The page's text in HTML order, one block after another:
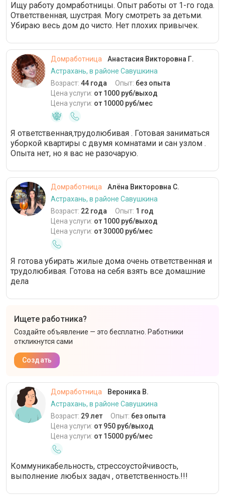
Ищу работу домработницы. Опыт работы от 1-го года.
Ответственная, шустрая. Могу смотреть за детьми.
Убираю весь дом до чисто. Нет плохих привычек.
Домработница
Анастасия Викторовна Г.
Астрахань, в районе Савушкина
Возраст: 44 года Опыт: без опыта
Цена услуги: от 1000 руб/выход
Цена услуги: от 10000 руб/мес
Я ответственная,трудолюбивая . Готовая заниматься
уборкой квартиры с двумя комнатами и сан узлом .
Опыта нет, но я вас не разочарую.
Домработница
Алёна Викторовна С.
Астрахань, в районе Савушкина
Возраст: 22 года Опыт: 1 год
Цена услуги: от 1000 руб/выход
Цена услуги: от 30000 руб/мес
Я готова убирать жилые дома очень ответственная и
трудолюбивая. Готова на себя взять все домашние
дела
Ищете работника?
Создайте объявление — это бесплатно. Работники
откликнутся сами
Создать
Домработница
Вероника В.
Астрахань, в районе Савушкина
Возраст: 29 лет Опыт: без опыта
Цена услуги: от 950 руб/выход
Цена услуги: от 15000 руб/мес
Коммуникабельность, стрессоустойчивость,
выполнение любых задач , ответственность.!!!